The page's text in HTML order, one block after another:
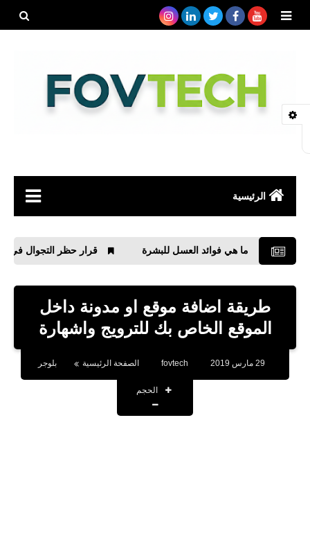
الرئيسية
رياضة
مواقع
بلوجر
ما هي فوائد العسل للبشرة قرار حظر التجوال في مصر
طريقة اضافة موقع او مدونة داخل
الموقع الخاص بك للترويج واشهارة
fovtech الصفحة الرئيسية بلوجر
الحجم